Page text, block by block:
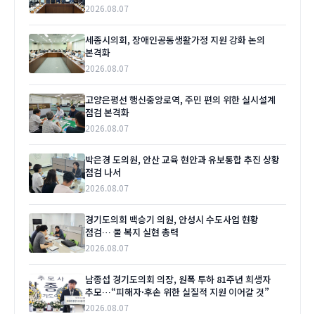
2026.08.07
세종시의회, 장애인공동생활가정 지원 강화 논의
본격화
2026.08.07
고양은평선 행신중앙로역, 주민 편의 위한 실시설계
점검 본격화
2026.08.07
박은경 도의원, 안산 교육 현안과 유보통합 추진 상황
점검 나서
2026.08.07
경기도의회 백승기 의원, 안성시 수도사업 현황
점검… 물 복지 실현 총력
2026.08.07
남종섭 경기도의회 의장, 원폭 투하 81주년 희생자
추모…“피해자·후손 위한 실질적 지원 이어갈 것”
2026.08.07